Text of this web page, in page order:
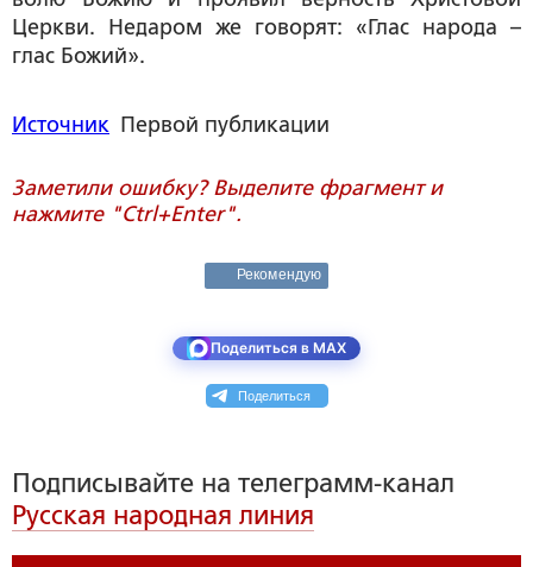
Церкви. Недаром же говорят: «Глас народа –
глас Божий».
Источник Первой публикации
Заметили ошибку? Выделите фрагмент и
нажмите "Ctrl+Enter".
Рекомендую
Поделиться в MAX
Поделиться
Подписывайте на телеграмм-канал
Русская народная линия